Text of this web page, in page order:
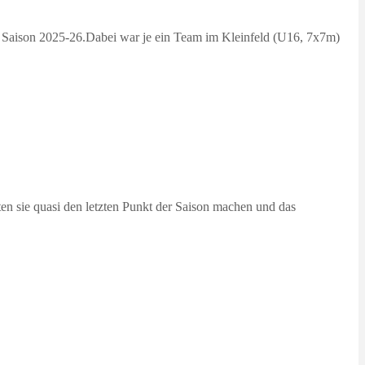
2025-26.Dabei war je ein Team im Kleinfeld (U16, 7x7m)
sie quasi den letzten Punkt der Saison machen und das